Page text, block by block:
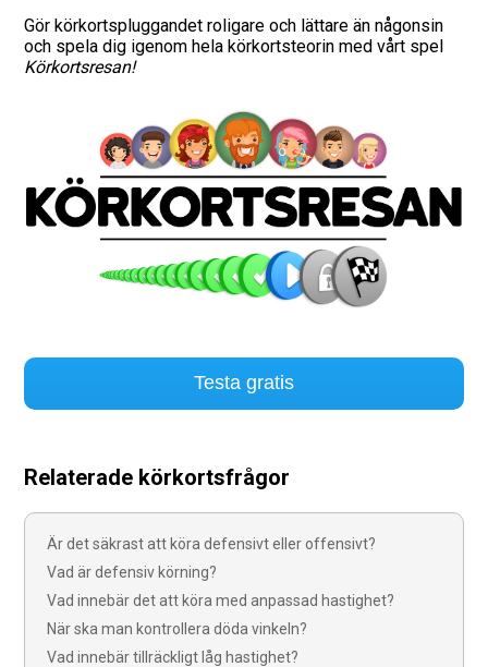
Language
Gör körkortspluggandet roligare och lättare än någonsin
och spela dig igenom hela körkortsteorin med vårt spel
Körkortsresan!
Testa gratis
Relaterade körkortsfrågor
Är det säkrast att köra defensivt eller offensivt?
Vad är defensiv körning?
Vad innebär det att köra med anpassad hastighet?
När ska man kontrollera döda vinkeln?
Vad innebär tillräckligt låg hastighet?